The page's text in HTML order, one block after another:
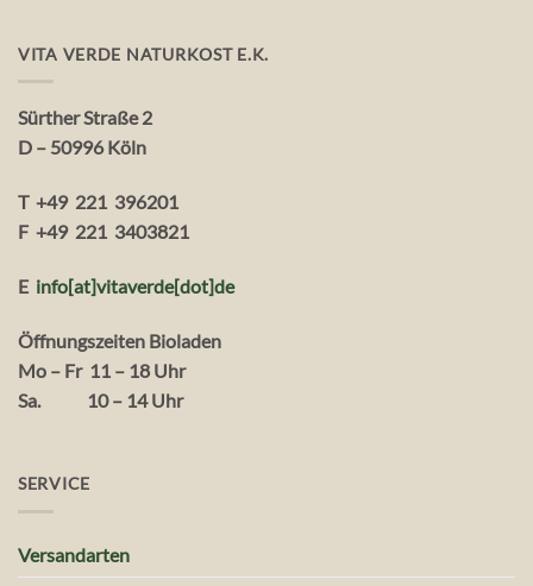
VITA VERDE NATURKOST E.K.
Sürther Straße 2
D – 50996 Köln
T +49 221 396201
F +49 221 3403821
E info[at]vitaverde[dot]de
Öffnungszeiten Bioladen
Mo – Fr 11 – 18 Uhr
Sa. 10 – 14 Uhr
SERVICE
Versandarten